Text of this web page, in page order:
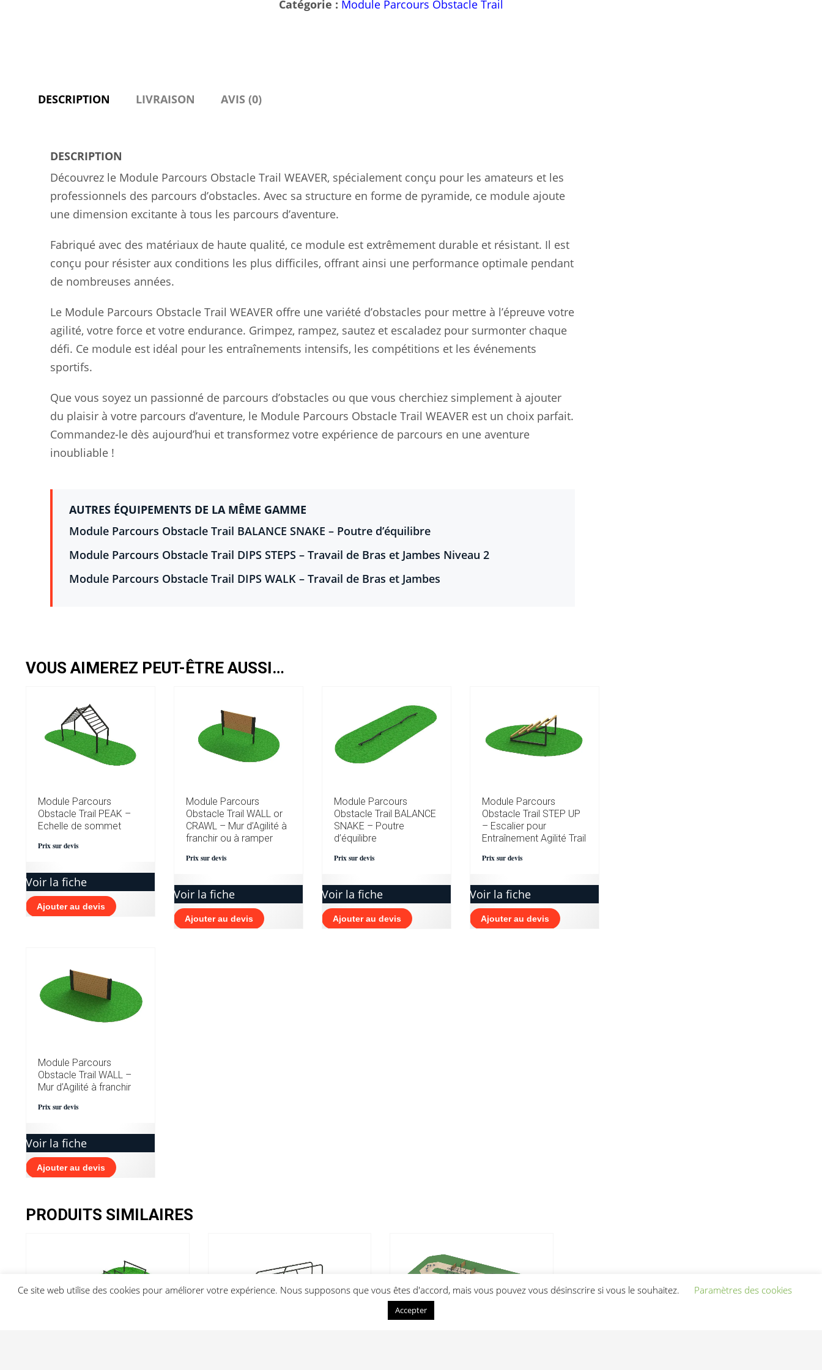
Catégorie : Module Parcours Obstacle Trail
DESCRIPTION LIVRAISON AVIS (0)
DESCRIPTION
Découvrez le Module Parcours Obstacle Trail WEAVER, spécialement conçu pour les amateurs et les
professionnels des parcours d’obstacles. Avec sa structure en forme de pyramide, ce module ajoute
une dimension excitante à tous les parcours d’aventure.
Fabriqué avec des matériaux de haute qualité, ce module est extrêmement durable et résistant. Il est
conçu pour résister aux conditions les plus difficiles, offrant ainsi une performance optimale pendant
de nombreuses années.
Le Module Parcours Obstacle Trail WEAVER offre une variété d’obstacles pour mettre à l’épreuve votre
agilité, votre force et votre endurance. Grimpez, rampez, sautez et escaladez pour surmonter chaque
défi. Ce module est idéal pour les entraînements intensifs, les compétitions et les événements
sportifs.
Que vous soyez un passionné de parcours d’obstacles ou que vous cherchiez simplement à ajouter
du plaisir à votre parcours d’aventure, le Module Parcours Obstacle Trail WEAVER est un choix parfait.
Commandez-le dès aujourd’hui et transformez votre expérience de parcours en une aventure
inoubliable !
AUTRES ÉQUIPEMENTS DE LA MÊME GAMME
Module Parcours Obstacle Trail BALANCE SNAKE – Poutre d’équilibre
Module Parcours Obstacle Trail DIPS STEPS – Travail de Bras et Jambes Niveau 2
Module Parcours Obstacle Trail DIPS WALK – Travail de Bras et Jambes
VOUS AIMEREZ PEUT-ÊTRE AUSSI…
Module Parcours
Obstacle Trail PEAK –
Echelle de sommet
Prix sur devis
Voir la fiche
Ajouter au devis
Module Parcours
Obstacle Trail WALL or
CRAWL – Mur d’Agilité à
franchir ou à ramper
Prix sur devis
Voir la fiche
Ajouter au devis
Module Parcours
Obstacle Trail BALANCE
SNAKE – Poutre
d’équilibre
Prix sur devis
Voir la fiche
Ajouter au devis
Module Parcours
Obstacle Trail STEP UP
– Escalier pour
Entraînement Agilité Trail
Prix sur devis
Voir la fiche
Ajouter au devis
Module Parcours
Obstacle Trail WALL –
Mur d’Agilité à franchir
Prix sur devis
Voir la fiche
Ajouter au devis
PRODUITS SIMILAIRES
Ce site web utilise des cookies pour améliorer votre expérience. Nous supposons que vous êtes d'accord, mais vous pouvez vous désinscrire si vous le souhaitez. Paramètres des cookies
Accepter